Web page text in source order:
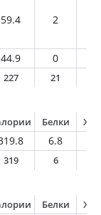
59.4 2
44.9 0
227 21
Белки
6.8
319 6
Белки